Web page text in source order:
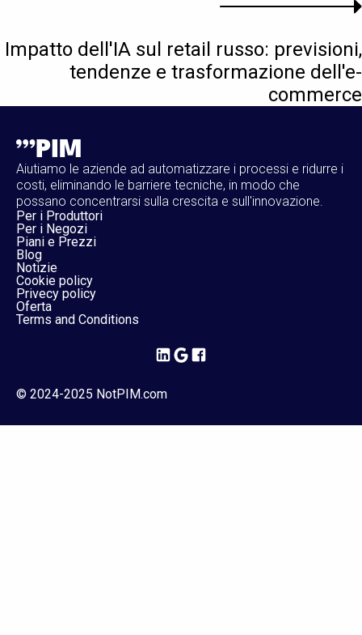
Impatto dell'IA sul retail russo: previsioni,
tendenze e trasformazione dell'e-
commerce
Aiutiamo le aziende ad automatizzare i processi e ridurre i
costi, eliminando le barriere tecniche, in modo che
possano concentrarsi sulla crescita e sull'innovazione.
Per i Produttori
Per i Negozi
Piani e Prezzi
Blog
Notizie
Cookie policy
Privecy policy
Oferta
Terms and Conditions
© 2024-2025 NotPIM.com